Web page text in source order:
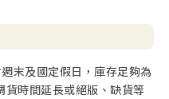
末及國定假日，庫存足夠為
貨時間延長或絕版、缺貨等